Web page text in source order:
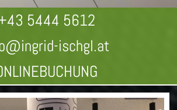
5444 5612
ischgl.at